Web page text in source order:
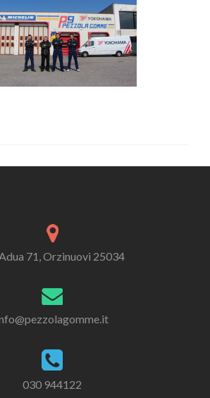
71, Orzinuovi 25034
030 944122